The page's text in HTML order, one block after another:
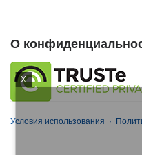
X
О
Условия использования ·